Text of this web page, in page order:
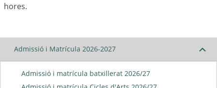
hores.
Admissió i Matrícula 2026-2027
Admissió i matrícula batxillerat 2026/27